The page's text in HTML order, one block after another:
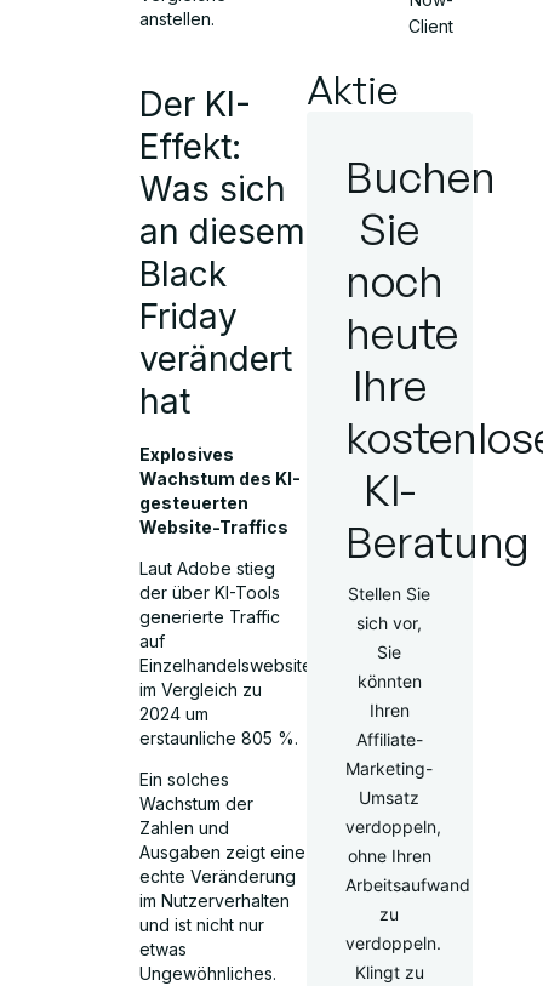
anstellen.
Der KI-
Effekt:
Was sich
an diesem
Black
Friday
verändert
hat
Explosives
Wachstum des KI-
gesteuerten
Website-Traffics
Laut Adobe stieg
der über KI-Tools
generierte Traffic
auf
Einzelhandelswebsites
im Vergleich zu
2024 um
erstaunliche 805 %.
Ein solches
Wachstum der
Zahlen und
Ausgaben zeigt eine
echte Veränderung
im Nutzerverhalten
und ist nicht nur
etwas
Ungewöhnliches.
Client
Aktie
Buchen
Sie
noch
heute
Ihre
KI-
Beratung
Stellen Sie
sich vor,
Sie
könnten
Ihren
Affiliate-
Marketing-
Umsatz
verdoppeln,
ohne Ihren
Arbeitsaufwand
zu
verdoppeln.
Klingt zu